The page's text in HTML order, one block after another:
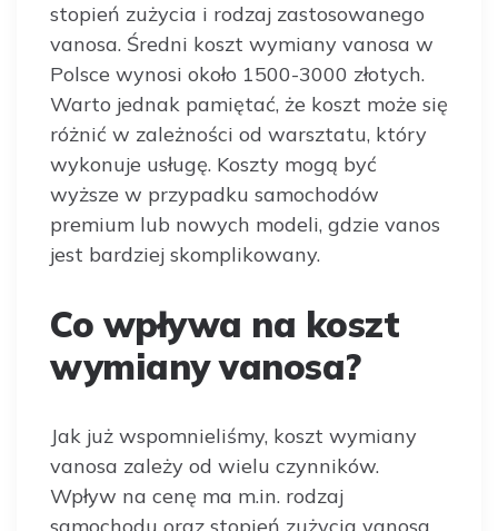
stopień zużycia i rodzaj zastosowanego
vanosa. Średni koszt wymiany vanosa w
Polsce wynosi około 1500-3000 złotych.
Warto jednak pamiętać, że koszt może się
różnić w zależności od warsztatu, który
wykonuje usługę. Koszty mogą być
wyższe w przypadku samochodów
premium lub nowych modeli, gdzie vanos
jest bardziej skomplikowany.
Co wpływa na koszt
wymiany vanosa?
Jak już wspomnieliśmy, koszt wymiany
vanosa zależy od wielu czynników.
Wpływ na cenę ma m.in. rodzaj